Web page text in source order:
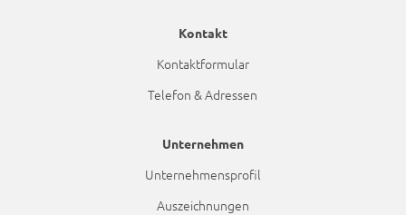
Kontakt
Kontaktformular
Telefon & Adressen
Unternehmen
Unternehmensprofil
Auszeichnungen